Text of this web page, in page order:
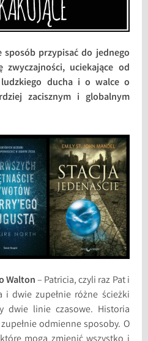
przypisać do jednego
zwyczajności, uciekające od
ducha i o walce o
zacisznym i globalnym
Walton– Patricia, czyli raz Pat i
i dwie zupełnie różne ścieżki
dwie linie czasowe. Historia
odmienne sposoby. O